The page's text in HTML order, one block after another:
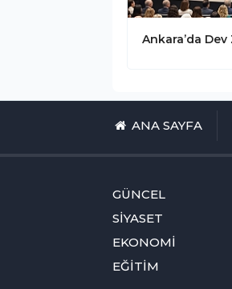
ANA SAYFA
GÜNCEL
SİYASET
EKONOMİ
EĞİTİM